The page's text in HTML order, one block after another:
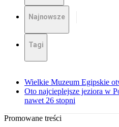
Najnowsze
Tagi
Wielkie Muzeum Egipskie
Oto najcieplejsze jeziora w
nawet 26 stopni
Promowane treści